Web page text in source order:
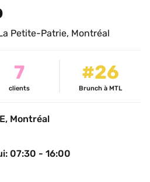
Petite-Patrie, Montréal
7
clients
#26
Brunch à MTL
Montréal
07:30 - 16:00